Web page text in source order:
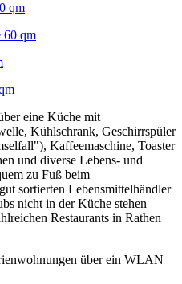
qm
60 qm
eine Küche mit
Kühlschrank, Geschirrspüler
Kaffeemaschine, Toaster
und diverse Lebens- und
zu Fuß beim
sortierten Lebensmittelhändler
nicht in der Küche stehen
Restaurants in Rathen
über ein WLAN